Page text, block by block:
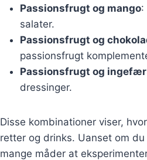
Passionsfrugt og mango:
salater.
Passionsfrugt og
passionsfrugt
Passionsfrugt og ingefær
dressinger.
Disse kombinationer viser,
retter og drinks. Uanset om
mange måder at